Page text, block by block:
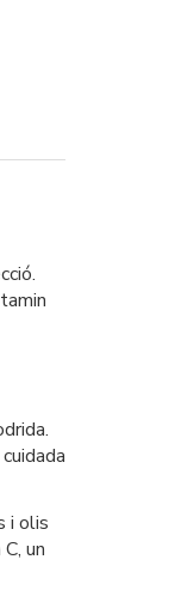
i olis
un